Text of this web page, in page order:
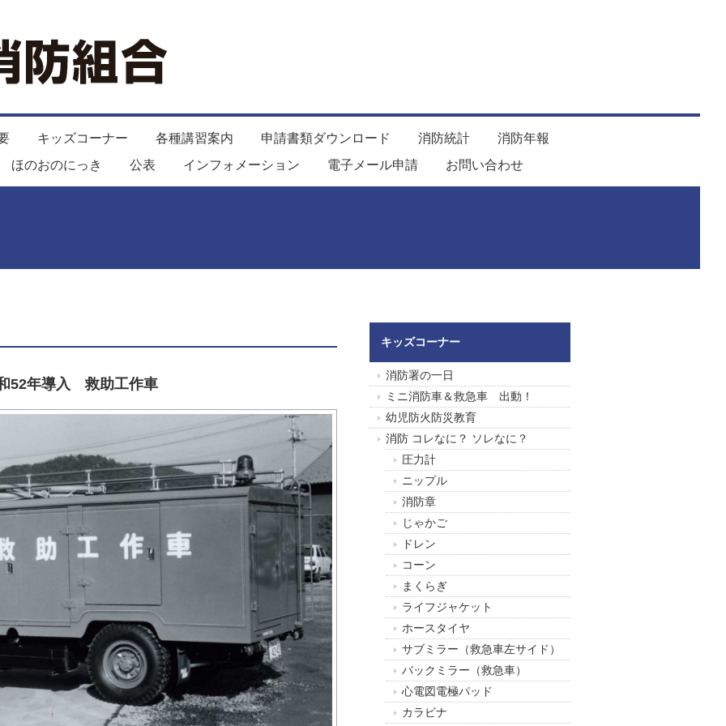
キッズコーナー 各種講習案内 申請書類ダウンロード 消防統計
消防年報
ほのおのにっき
公表 インフォメーション 電子メール申請 お問い合わせ
52年導入 救助工作車
キッズコーナー
消防署の一日
ミニ消防車＆救急車 出動！
幼児防火防災教育
消防 コレなに？ ソレなに？
圧力計
ニップル
消防章
じゃかご
ドレン
コーン
まくらぎ
ライフジャケット
ホースタイヤ
サブミラー（救急車左サイド）
バックミラー（救急車）
心電図電極パッド
カラビナ